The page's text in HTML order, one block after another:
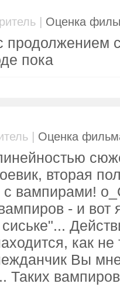
| Оценка
продолжением
пока
| Оценка
вторая
вампирами!
- и вот
как не
Вы
Таких